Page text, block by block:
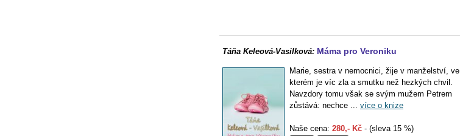
Táňa Keleová-Vasilková: Máma pro Veroniku
Marie, sestra v nemocnici, žije v manželství, ve
kterém je víc zla a smutku než hezkých chvil.
Navzdory tomu však se svým mužem Petrem
zůstává: nechce ... více o knize
Naše cena: 280,- Kč - (sleva 15 %)